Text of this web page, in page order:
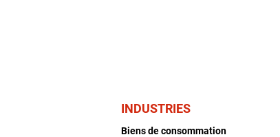
INDUSTRIES
Biens de consommation